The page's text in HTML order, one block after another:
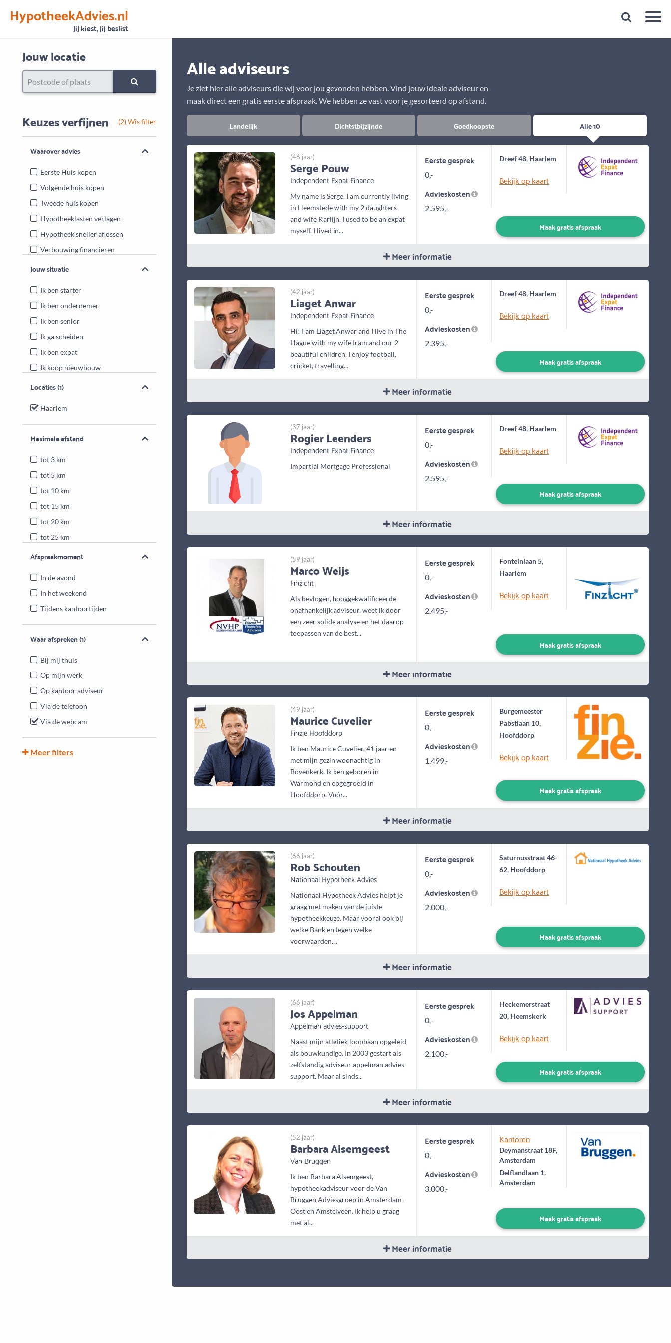
HypotheekAdvies.nl
Jij kiest, jij beslist
VertrouwenAlle basisgegevens zijn gecontroleerd Plan een gratis 1e gesprek binnen 1 minuut
Jouw locatie
Keuzes verfijnen (2) Wis filter
Waarover advies
Eerste Huis kopen
Volgende huis kopen
Tweede huis kopen
Hypotheeklasten verlagen
Hypotheek sneller aflossen
Verbouwing financieren
Energiebesparende maatregelen
Jouw situatie
Ik ben starter
Ik ben ondernemer
Ik ben senior
Ik ga scheiden
Ik ben expat
Ik koop nieuwbouw
Locaties(1)
Haarlem
Maximale afstand
tot 3 km
tot 5 km
tot 10 km
tot 15 km
tot 20 km
tot 25 km
Heel Nederland
Afspraakmoment
In de avond
In het weekend
Tijdens kantoortijden
Waar afspreken(1)
Bij mij thuis
Op mijn werk
Op kantoor adviseur
Via de telefoon
Via de webcam
Meer filters
Alle adviseurs
Je ziet hier alle adviseurs die wij voor jou gevonden hebben. Vind jouw ideale adviseur en
maak direct een gratis eerste afspraak. We hebben ze vast voor je gesorteerd op afstand.
Landelijk Dichtstbijzijnde Goedkoopste Alle 10
(46 jaar)
Serge Pouw
Independent Expat Finance
My name is Serge. I am currently living
in Heemstede with my 2 daughters
and wife Karlijn. I used to be an expat
myself. I lived in...
Eerste gesprek
0,-
Advieskosten
2.595,-
Dreef 48, Haarlem
Bekijk op kaart
Maak gratis afspraak
Meer informatie
(42 jaar)
Liaget Anwar
Independent Expat Finance
Hi! I am Liaget Anwar and I live in The
Hague with my wife Iram and our 2
beautiful children. I enjoy football,
cricket, travelling...
Eerste gesprek
0,-
Advieskosten
2.395,-
Dreef 48, Haarlem
Bekijk op kaart
Maak gratis afspraak
Meer informatie
(37 jaar)
Rogier Leenders
Independent Expat Finance
Impartial Mortgage Professional
Eerste gesprek
0,-
Advieskosten
2.595,-
Dreef 48, Haarlem
Bekijk op kaart
Maak gratis afspraak
Meer informatie
(59 jaar)
Marco Weijs
Finzicht
Als bevlogen, hooggekwalificeerde
onafhankelijk adviseur, weet ik door
een zeer solide analyse en het daarop
toepassen van de best...
Eerste gesprek
0,-
Advieskosten
2.495,-
Fonteinlaan 5,
Haarlem
Bekijk op kaart
Maak gratis afspraak
Meer informatie
(49 jaar)
Maurice Cuvelier
Finzie Hoofddorp
Ik ben Maurice Cuvelier, 41 jaar en
met mijn gezin woonachtig in
Bovenkerk. Ik ben geboren in
Warmond en opgegroeid in
Hoofddorp. Vóór...
Eerste gesprek
0,-
Advieskosten
1.499,-
Burgemeester
Pabstlaan 10,
Hoofddorp
Bekijk op kaart
Maak gratis afspraak
Meer informatie
(66 jaar)
Rob Schouten
Nationaal Hypotheek Advies
Nationaal Hypotheek Advies helpt je
graag met maken van de juiste
hypotheekkeuze. Maar vooral ook bij
welke Bank en tegen welke
voorwaarden....
Eerste gesprek
0,-
Advieskosten
2.000,-
Saturnusstraat 46-
62, Hoofddorp
Bekijk op kaart
Maak gratis afspraak
Meer informatie
(66 jaar)
Jos Appelman
Appelman advies-support
Naast mijn atletiek loopbaan opgeleid
als bouwkundige. In 2003 gestart als
zelfstandig adviseur appelman advies-
support. Maar al sinds...
Eerste gesprek
0,-
Advieskosten
2.100,-
Heckemerstraat
20, Heemskerk
Bekijk op kaart
Maak gratis afspraak
Meer informatie
(52 jaar)
Barbara Alsemgeest
Van Bruggen
Ik ben Barbara Alsemgeest,
hypotheekadviseur voor de Van
Bruggen Adviesgroep in Amsterdam-
Oost en Amstelveen. Ik help u graag
met al...
Eerste gesprek
0,-
Advieskosten
3.000,-
Kantoren
Deymanstraat 18F,
Amsterdam
Delflandlaan 1,
Amsterdam
Maak gratis afspraak
Meer informatie